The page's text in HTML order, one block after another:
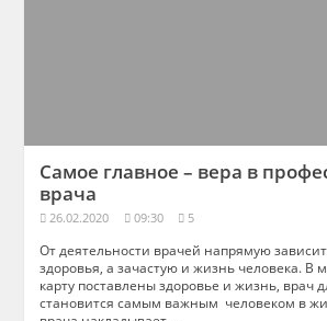
Самое главное – вера в
врача
26.02.2020 09:30 5
От деятельности врачей напрямую
здоровья, а зачастую и жизнь человека. В
карту поставлены здоровье и жизнь, врач
становится самым важным человеком в